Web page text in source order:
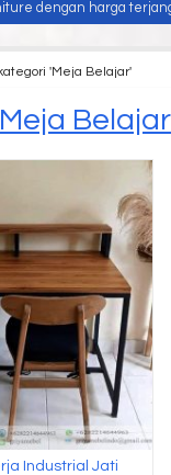
dengan harga
'Meja Belajar'
Meja Belajar
Industrial Jati